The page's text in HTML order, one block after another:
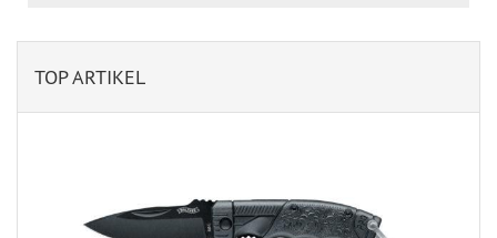
TOP ARTIKEL